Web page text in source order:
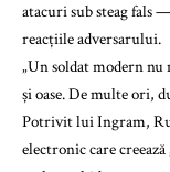
atacuri sub steag fals
reacțiile adversarului.
„Un soldat modern
și oase. De multe ori,
Potrivit lui Ingram,
electronic care